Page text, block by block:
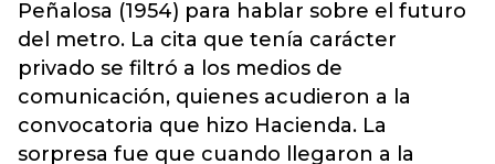
Peñalosa (1954) para hablar sobre el futuro
del metro. La cita que tenía carácter
privado se filtró a los medios de
comunicación, quienes acudieron a la
convocatoria que hizo Hacienda. La
sorpresa fue que cuando llegaron a la